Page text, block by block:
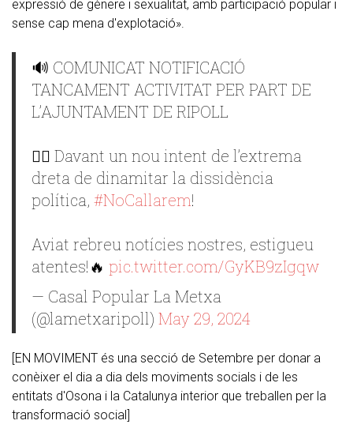
expressió de gènere i sexualitat, amb participació popular i
sense cap mena d'explotació».
🔊 COMUNICAT NOTIFICACIÓ
TANCAMENT ACTIVITAT PER PART DE
L’AJUNTAMENT DE RIPOLL
👉🏼 Davant un nou intent de l’extrema
dreta de dinamitar la dissidència
política, #NoCallarem!
Aviat rebreu notícies nostres, estigueu
atentes!🔥 pic.twitter.com/GyKB9zIgqw
— Casal Popular La Metxa
(@lametxaripoll) May 29, 2024
[EN MOVIMENT és una secció de Setembre per donar a
conèixer el dia a dia dels moviments socials i de les
entitats d'Osona i la Catalunya interior que treballen per la
transformació social]